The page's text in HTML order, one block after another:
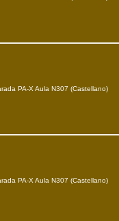
PA-X Aula N307 (Castellano)
PA-X Aula N307 (Castellano)